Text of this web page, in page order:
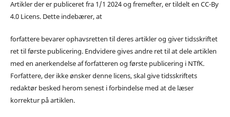
Artikler der er publiceret fra 1/1 2024 og fremefter, er tildelt en CC-By
4.0 Licens. Dette indebærer, at
forfattere bevarer ophavsretten til deres artikler og giver tidsskriftet
ret til første publicering. Endvidere gives andre ret til at dele artiklen
med en anerkendelse af forfatteren og første publicering i NTfK.
Forfattere, der ikke ønsker denne licens, skal give tidsskriftets
redaktør besked herom senest i forbindelse med at de læser
korrektur på artiklen.